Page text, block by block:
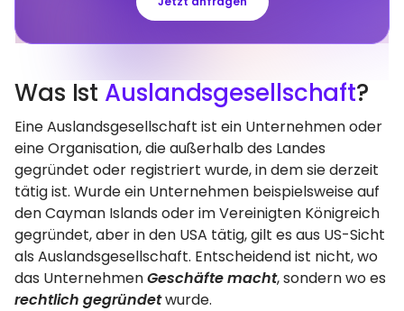
Was Ist Auslandsgesellschaft?
Eine Auslandsgesellschaft ist ein Unternehmen oder
eine Organisation, die außerhalb des Landes
gegründet oder registriert wurde, in dem sie derzeit
tätig ist. Wurde ein Unternehmen beispielsweise auf
den Cayman Islands oder im Vereinigten Königreich
gegründet, aber in den USA tätig, gilt es aus US-Sicht
als Auslandsgesellschaft. Entscheidend ist nicht, wo
das UnternehmenGeschäfte macht, sondern wo es
rechtlich gegründetwurde.